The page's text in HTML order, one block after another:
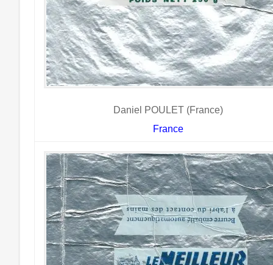
Daniel POULET (France)
France